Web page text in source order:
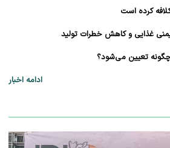
کرده است
چگونه تعیین می‌شود؟
ادامه اخبار